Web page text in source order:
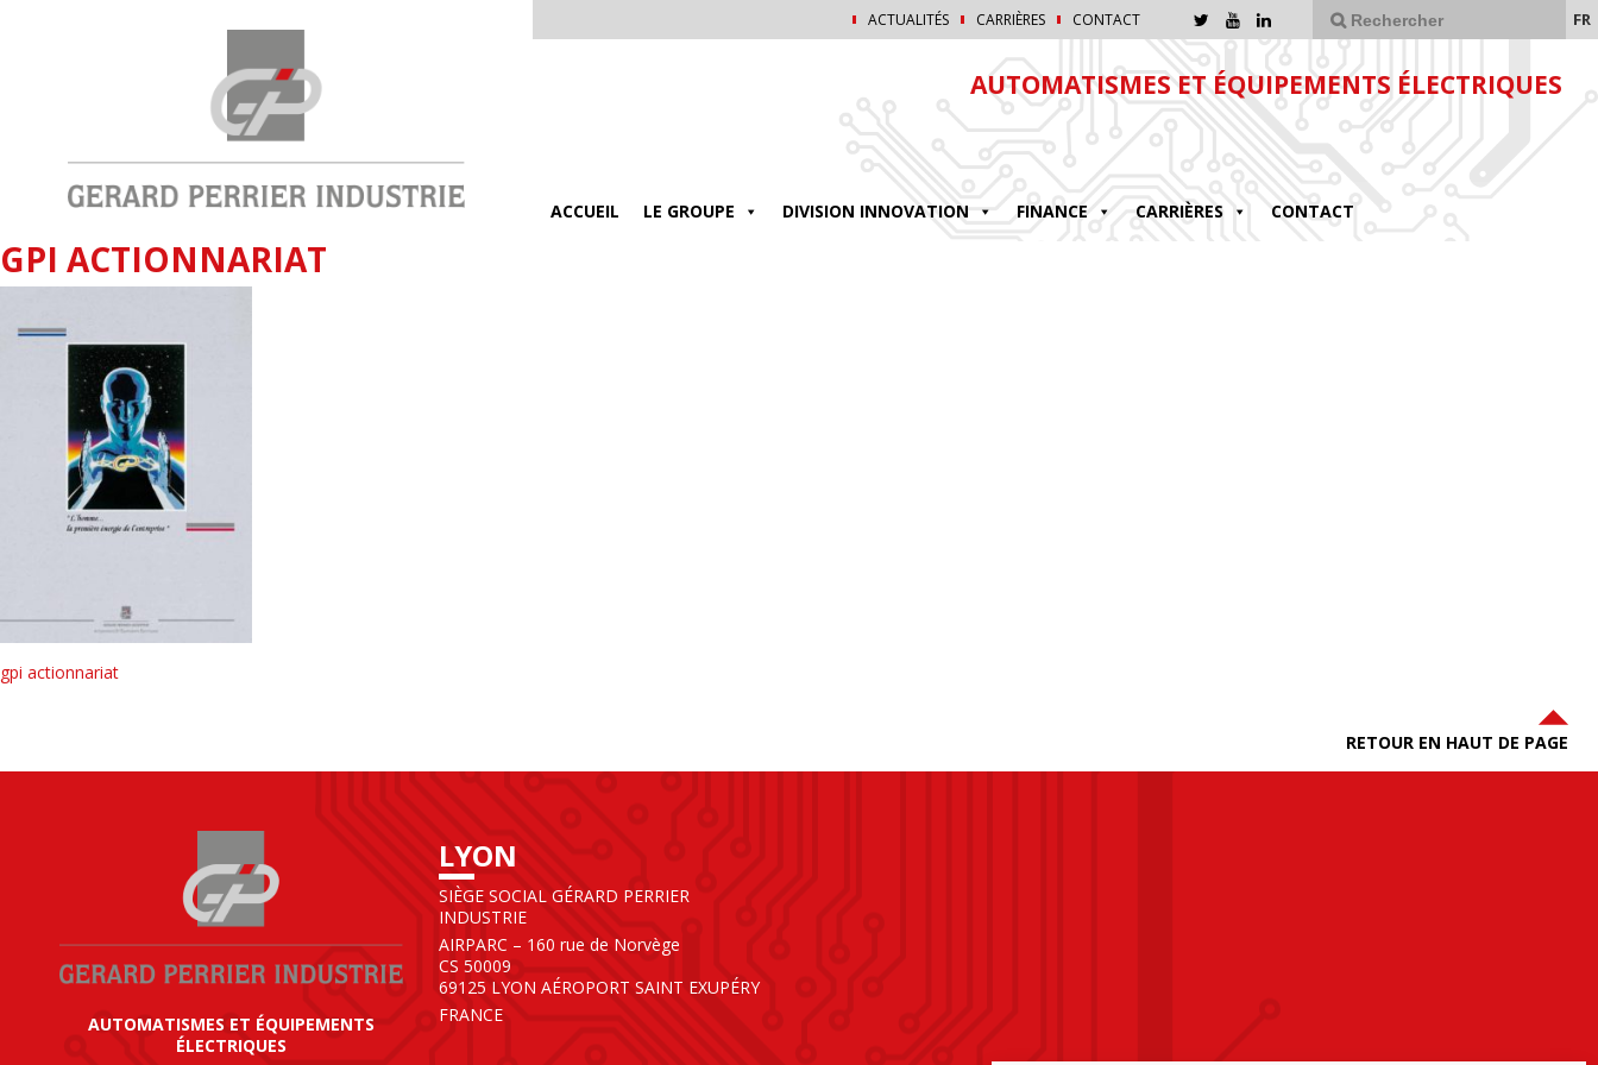
ACTUALITÉS CARRIÈRES CONTACT FR
AUTOMATISMES ET ÉQUIPEMENTS ÉLECTRIQUES
ACCUEIL LE GROUPE DIVISION INNOVATION FINANCE CARRIÈRES CONTACT
GPI ACTIONNARIAT
gpi actionnariat
RETOUR EN HAUT DE PAGE
AUTOMATISMES ET ÉQUIPEMENTS
ÉLECTRIQUES
LYON
SIÈGE SOCIAL GÉRARD PERRIER
INDUSTRIE
AIRPARC – 160 rue de Norvège
CS 50009
69125 LYON AÉROPORT SAINT EXUPÉRY
FRANCE